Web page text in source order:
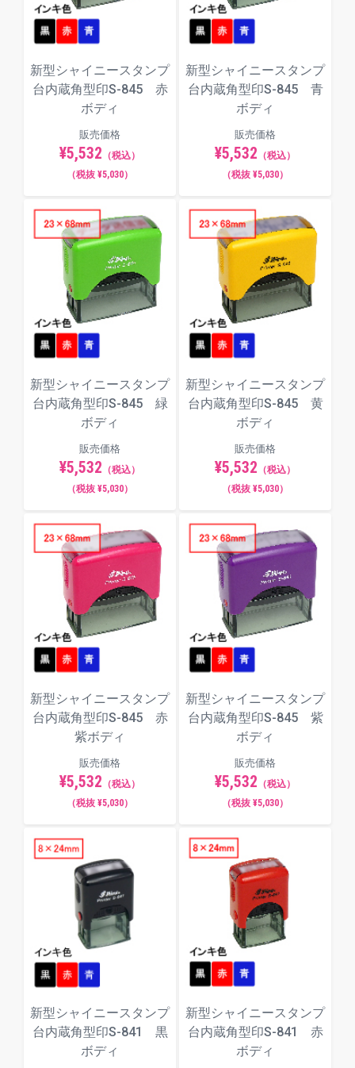
新型シャイニースタンプ
台内蔵角型印S-845 赤
ボディ
販売価格
¥5,532 （税込）
（税抜 ¥5,030）
新型シャイニースタンプ
台内蔵角型印S-845 青
ボディ
販売価格
¥5,532 （税込）
（税抜 ¥5,030）
新型シャイニースタンプ
台内蔵角型印S-845 緑
ボディ
販売価格
¥5,532 （税込）
（税抜 ¥5,030）
新型シャイニースタンプ
台内蔵角型印S-845 黄
ボディ
販売価格
¥5,532 （税込）
（税抜 ¥5,030）
新型シャイニースタンプ
台内蔵角型印S-845 赤
紫ボディ
販売価格
¥5,532 （税込）
（税抜 ¥5,030）
新型シャイニースタンプ
台内蔵角型印S-845 紫
ボディ
販売価格
¥5,532 （税込）
（税抜 ¥5,030）
新型シャイニースタンプ
台内蔵角型印S-841 黒
ボディ
新型シャイニースタンプ
台内蔵角型印S-841 赤
ボディ